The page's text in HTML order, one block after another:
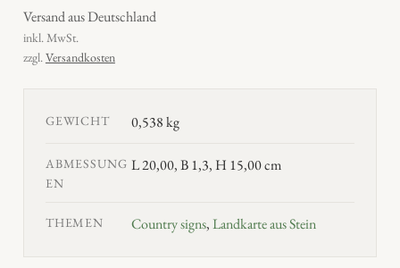
Versand aus Deutschland
inkl. MwSt.
zzgl.Versandkosten
GEWICHT 0,538 kg
ABMESSUNG
EN
L 20,00, B 1,3, H 15,00 cm
THEMEN Country signs,Landkarte aus Stein